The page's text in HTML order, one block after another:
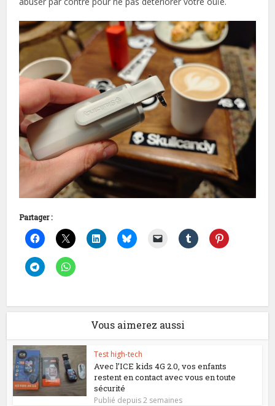
Partager :
Vous aimerez aussi
Test high-tech
Avec l’ICE kids 4G 2.0, vos enfants
restent en contact avec vous en toute
sécurité
Publié depuis 2 semaines